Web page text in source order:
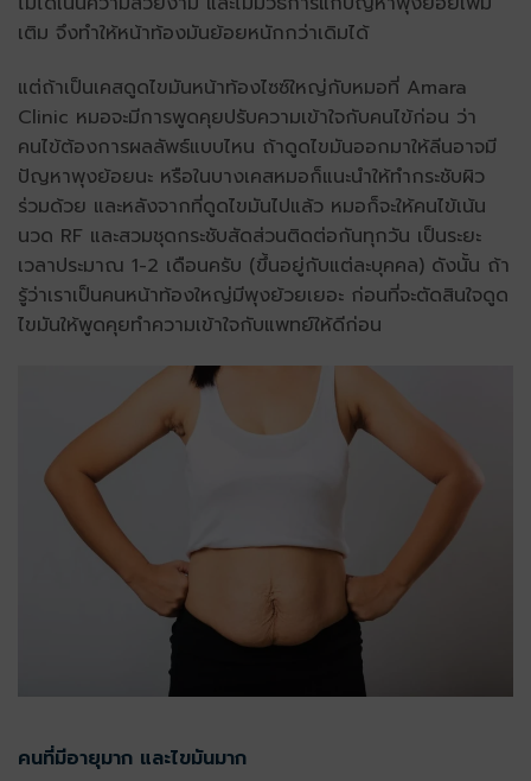
เติม จึงทำให้หน้าท้องมันย้อยหนักกว่าเดิมได้
แต่ถ้าเป็นเคสดูดไขมันหน้าท้องไซซ์ใหญ่กับหมอที่ Amara
Clinic หมอจะมีการพูดคุยปรับความเข้าใจกับคนไข้ก่อน ว่า
คนไข้ต้องการผลลัพธ์แบบไหน ถ้าดูดไขมันออกมาให้ลีนอาจมี
ปัญหาพุงย้อยนะ หรือในบางเคสหมอก็แนะนำให้ทำกระชับผิว
ร่วมด้วย และหลังจากที่ดูดไขมันไปแล้ว หมอก็จะให้คนไข้เน้น
นวด RF และสวมชุดกระชับสัดส่วนติดต่อกันทุกวัน เป็นระยะ
เวลาประมาณ 1-2 เดือนครับ (ขึ้นอยู่กับแต่ละบุคคล) ดังนั้น ถ้า
รู้ว่าเราเป็นคนหน้าท้องใหญ่มีพุงย้วยเยอะ ก่อนที่จะตัดสินใจดูด
ไขมันให้พูดคุยทำความเข้าใจกับแพทย์ให้ดีก่อน
คนที่มีอายุมาก และไขมันมาก